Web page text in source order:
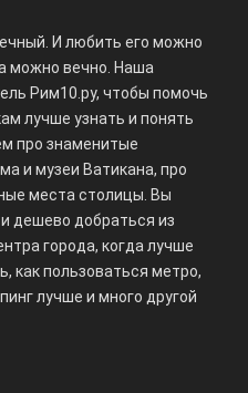
И любить его можно
можно вечно. Наша
Рим10.ру, чтобы помочь
лучше узнать и понять
про знаменитые
и музеи Ватикана, про
места столицы. Вы
дешево добраться из
города, когда лучше
как пользоваться метро,
лучше и много другой